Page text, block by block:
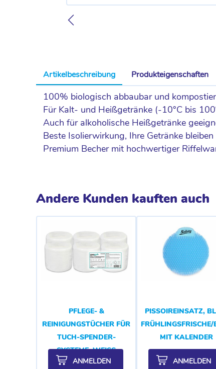
Artikelbeschreibung Produkteigenschaften
100% biologisch abbaubar und
Für Kalt- und Heißgetränke (-10°C bis
Auch für alkoholische Heißgetränke
Beste Isolierwirkung, Ihre Getränke
Premium Becher mit hochwertiger
Andere Kunden kauften auch
PFLEGE- &
REINIGUNGSTÜCHER FÜR
TUCH-SPENDER-
SYSTEME, WEISS
ANMELDEN
PISSOIREINSATZ,
MIT KALENDER
ANMELDEN